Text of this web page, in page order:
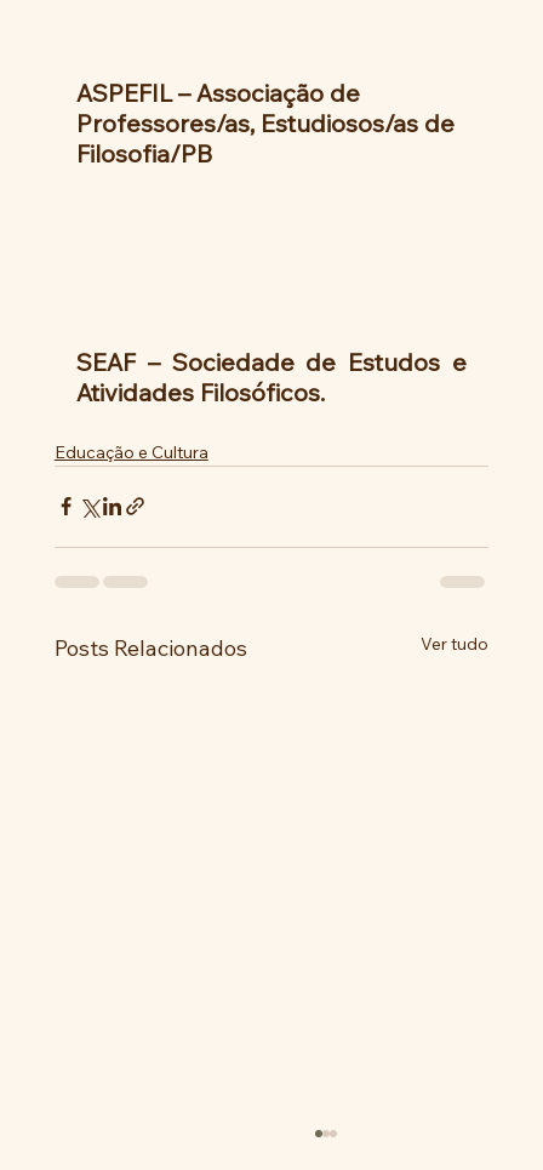
ASPEFIL – Associação de
Professores/as, Estudiosos/as de
Filosofia/PB
SEAF – Sociedade de Estudos e
Atividades Filosóficos.
Educação e Cultura
Posts Relacionados Ver tudo